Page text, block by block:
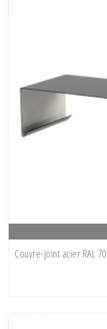
Couvre-joint acier RAL